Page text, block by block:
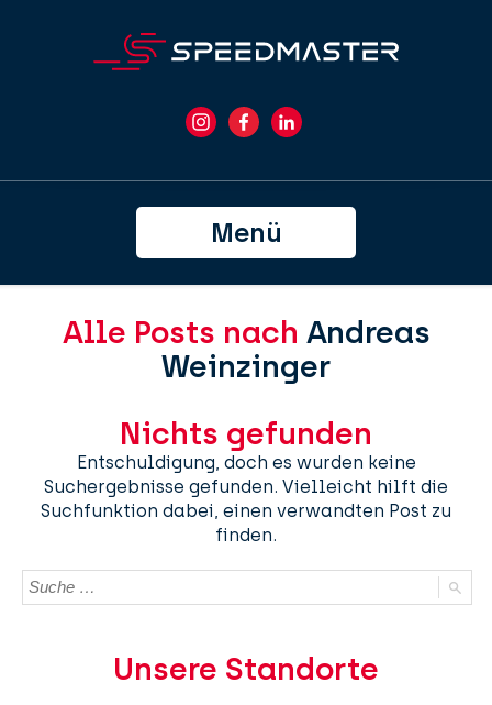
Menü
Alle Posts nach Andreas
Weinzinger
Nichts gefunden
Entschuldigung, doch es wurden keine
Suchergebnisse gefunden. Vielleicht hilft die
Suchfunktion dabei, einen verwandten Post zu
finden.
Unsere Standorte